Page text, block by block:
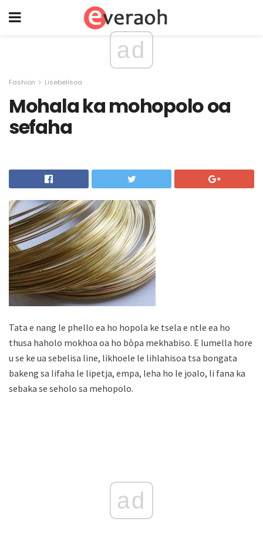
ad
Fashion Lisebelisoa
Mohala ka mohopolo oa
sefaha
Tata e nang le phello ea ho hopola ke tsela e ntle ea ho
thusa haholo mokhoa oa ho bōpa mekhabiso. E lumella hore
u se ke ua sebelisa line, likhoele le lihlahisoa tsa bongata
bakeng sa lifaha le lipetja, empa, leha ho le joalo, li fana ka
sebaka se seholo sa mehopolo.
ad